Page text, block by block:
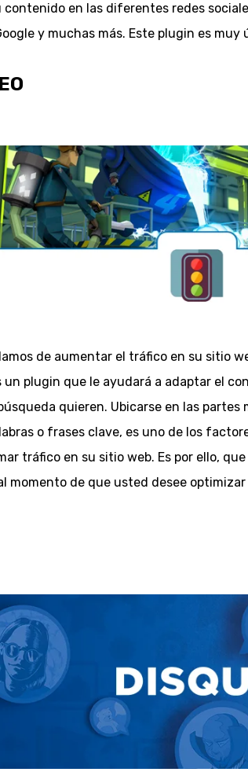
contenido en las diferentes redes
y muchas más. Este plugin es muy
de aumentar el tráfico en su sitio
un plugin que le ayudará a adaptar el
quieren. Ubicarse en las partes
o frases clave, es uno de los
tráfico en su sitio web. Es por ello,
momento de que usted desee